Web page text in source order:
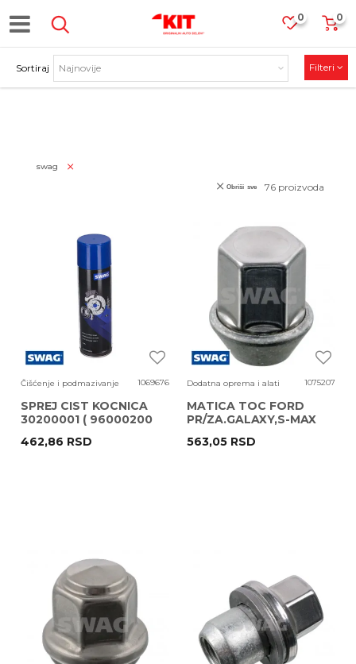
0
0
PROIZVODI
Sortiraj Filteri
swag
76 proizvoda
Obriši sve
Čišćenje i podmazivanje 1069676
SPREJ CIST KOCNICA
30200001 ( 96000200
462,86 RSD
Dodatna oprema i alati 1075207
MATICA TOC FORD
PR/ZA.GALAXY,S-MAX
SWAG
563,05 RSD